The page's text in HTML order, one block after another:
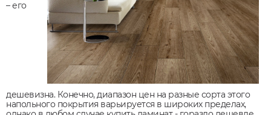
– его
дешевизна. Конечно, диапазон цен на разные сорта этого
напольного покрытия варьируется в широких пределах,